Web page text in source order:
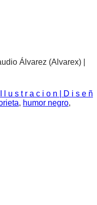
Álvarez (Alvarex) |
I l u s t r a c i o n | D i s e ñ
, humor negro,